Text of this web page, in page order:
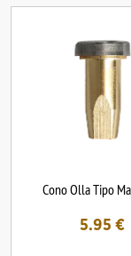
Cono Olla Tipo
5.95 €